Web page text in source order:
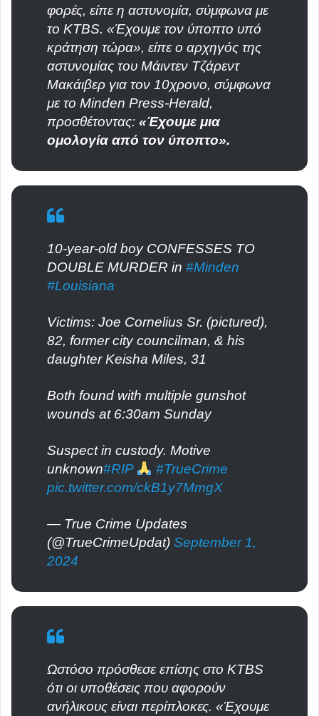
φορές, είπε η αστυνομία, σύμφωνα με
το KTBS. «Έχουμε τον ύποπτο υπό
κράτηση τώρα», είπε ο αρχηγός της
αστυνομίας του Μάιντεν Τζάρεντ
Μακάιβερ για τον 10χρονο, σύμφωνα
με το Minden Press-Herald,
προσθέτοντας: «Έχουμε μια
ομολογία από τον ύποπτο».
10-year-old boy CONFESSES TO
DOUBLE MURDER in #Minden
#Louisiana
Victims: Joe Cornelius Sr. (pictured),
82, former city councilman, & his
daughter Keisha Miles, 31
Both found with multiple gunshot
wounds at 6:30am Sunday
Suspect in custody. Motive
unknown#RIP
#TrueCrime
pic.twitter.com/ckB1y7MmgX
— True Crime Updates
(@TrueCrimeUpdat) September 1,
2024
Ωστόσο πρόσθεσε επίσης στο KTBS
ότι οι υποθέσεις που αφορούν
ανήλικους είναι περίπλοκες. «Έχουμε